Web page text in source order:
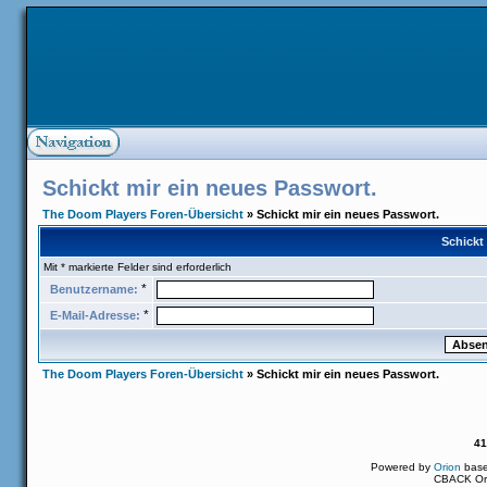
Schickt mir ein neues Passwort.
The Doom Players Foren-Übersicht » Schickt mir ein neues Passwort.
Schickt
Mit * markierte Felder sind erforderlich
Benutzername: *
E-Mail-Adresse: *
The Doom Players Foren-Übersicht » Schickt mir ein neues Passwort.
Powered by Orion
CBACK